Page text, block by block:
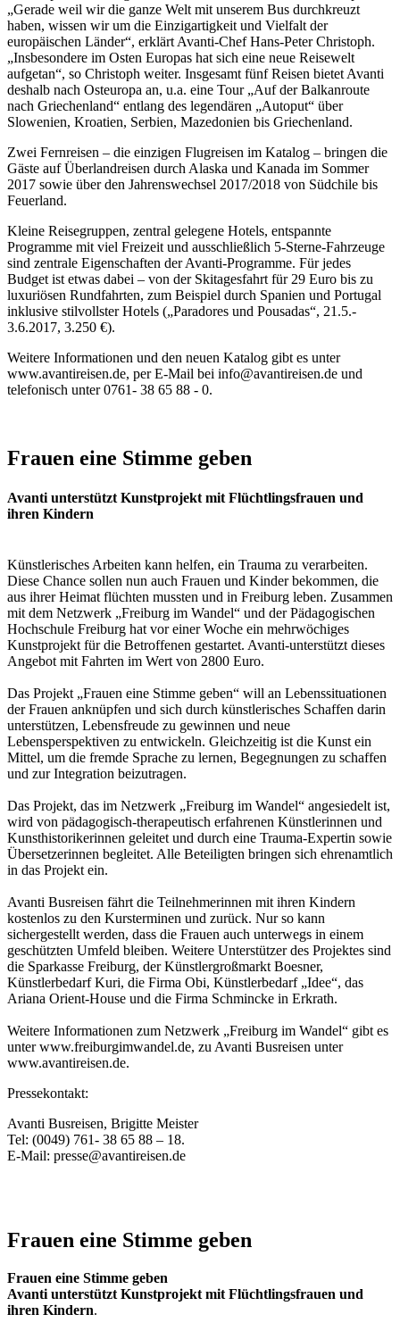
„Gerade weil wir die ganze Welt mit unserem Bus durchkreuzt
haben, wissen wir um die Einzigartigkeit und Vielfalt der
europäischen Länder“, erklärt Avanti-Chef Hans-Peter Christoph.
„Insbesondere im Osten Europas hat sich eine neue Reisewelt
aufgetan“, so Christoph weiter. Insgesamt fünf Reisen bietet Avanti
deshalb nach Osteuropa an, u.a. eine Tour „Auf der Balkanroute
nach Griechenland“ entlang des legendären „Autoput“ über
Slowenien, Kroatien, Serbien, Mazedonien bis Griechenland.
Zwei Fernreisen – die einzigen Flugreisen im Katalog – bringen die
Gäste auf Überlandreisen durch Alaska und Kanada im Sommer
2017 sowie über den Jahrenswechsel 2017/2018 von Südchile bis
Feuerland.
Kleine Reisegruppen, zentral gelegene Hotels, entspannte
Programme mit viel Freizeit und ausschließlich 5-Sterne-Fahrzeuge
sind zentrale Eigenschaften der Avanti-Programme. Für jedes
Budget ist etwas dabei – von der Skitagesfahrt für 29 Euro bis zu
luxuriösen Rundfahrten, zum Beispiel durch Spanien und Portugal
inklusive stilvollster Hotels („Paradores und Pousadas“, 21.5.-
3.6.2017, 3.250 €).
Weitere Informationen und den neuen Katalog gibt es unter
www.avantireisen.de, per E-Mail bei info@avantireisen.de und
telefonisch unter 0761- 38 65 88 - 0.
Frauen eine Stimme geben
Avanti unterstützt Kunstprojekt mit Flüchtlingsfrauen und
ihren Kindern
Künstlerisches Arbeiten kann helfen, ein Trauma zu verarbeiten.
Diese Chance sollen nun auch Frauen und Kinder bekommen, die
aus ihrer Heimat flüchten mussten und in Freiburg leben. Zusammen
mit dem Netzwerk „Freiburg im Wandel“ und der Pädagogischen
Hochschule Freiburg hat vor einer Woche ein mehrwöchiges
Kunstprojekt für die Betroffenen gestartet. Avanti-unterstützt dieses
Angebot mit Fahrten im Wert von 2800 Euro.
Das Projekt „Frauen eine Stimme geben“ will an Lebenssituationen
der Frauen anknüpfen und sich durch künstlerisches Schaffen darin
unterstützen, Lebensfreude zu gewinnen und neue
Lebensperspektiven zu entwickeln. Gleichzeitig ist die Kunst ein
Mittel, um die fremde Sprache zu lernen, Begegnungen zu schaffen
und zur Integration beizutragen.
Das Projekt, das im Netzwerk „Freiburg im Wandel“ angesiedelt ist,
wird von pädagogisch-therapeutisch erfahrenen Künstlerinnen und
Kunsthistorikerinnen geleitet und durch eine Trauma-Expertin sowie
Übersetzerinnen begleitet. Alle Beteiligten bringen sich ehrenamtlich
in das Projekt ein.
Avanti Busreisen fährt die Teilnehmerinnen mit ihren Kindern
kostenlos zu den Kursterminen und zurück. Nur so kann
sichergestellt werden, dass die Frauen auch unterwegs in einem
geschützten Umfeld bleiben. Weitere Unterstützer des Projektes sind
die Sparkasse Freiburg, der Künstlergroßmarkt Boesner,
Künstlerbedarf Kuri, die Firma Obi, Künstlerbedarf „Idee“, das
Ariana Orient-House und die Firma Schmincke in Erkrath.
Weitere Informationen zum Netzwerk „Freiburg im Wandel“ gibt es
unter www.freiburgimwandel.de, zu Avanti Busreisen unter
www.avantireisen.de.
Pressekontakt:
Avanti Busreisen, Brigitte Meister
Tel: (0049) 761- 38 65 88 – 18.
E-Mail: presse@avantireisen.de
Frauen eine Stimme geben
Frauen eine Stimme geben
Avanti unterstützt Kunstprojekt mit Flüchtlingsfrauen und
ihren Kindern.